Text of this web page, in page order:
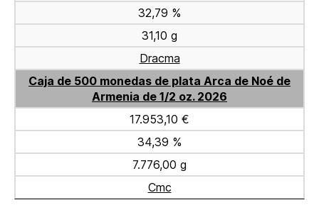
32,79 %
31,10 g
Dracma
Caja de 500 monedas de plata Arca de Noé de
Armenia de 1/2 oz. 2026
17.953,10 €
34,39 %
7.776,00 g
Cmc